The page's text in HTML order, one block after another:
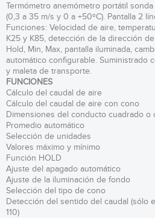
Termómetro anemómetro portátil
(0,3 a 35 m/s y 0 a +50ºC). Pantalla 2
Funciones: Velocidad de aire,
K25 y K85, detección de la dirección
Hold, Min, Max, pantalla iluminada,
automático configurable. Suministrado
y maleta de transporte.
FUNCIONES
Cálculo del caudal de aire
Cálculo del caudal de aire con cono
Dimensiones del conducto cuadrado o
Promedio automático
Selección de unidades
Valores máximo y mínimo
Función HOLD
Ajuste del apagado automático
Ajuste de la iluminación de fondo
Selección del tipo de cono
Detección del sentido del caudal (sólo
110)